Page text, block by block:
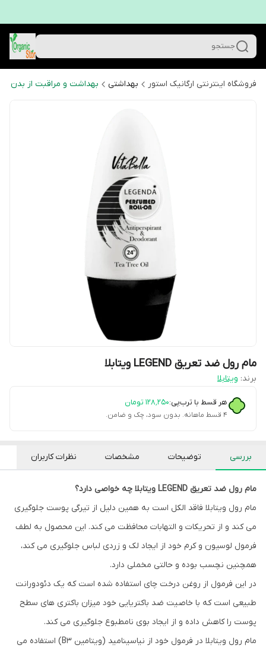
جستجو
فروشگاه اینترنتی ارگانیک استور بهداشتی بهداشت و مراقبت از بدن
مام رول ضد تعریق LEGEND ویتابلا
برند: ویتابلا
هر قسط با ترب‌پی:۱۲۸٬۲۵۰ تومان
۴ قسط ماهانه. بدون سود، چک و ضامن.
بررسی توضیحات مشخصات نظرات کاربران
مام رول ضد تعریق LEGEND ویتابلا چه خواصی دارد؟
مام رول ویتابلا فاقد الکل است به همین دلیل از تیرگی پوست جلوگیری
می کند و از تحریکات و التهابات محافظت می کند. این محصول به لطف
فرمول لوسیون و کرم خود از ایجاد لک و زردی لباس جلوگیری می کند،
همچنین نچسب بوده و حالتی مخملی دارد.
در این فرمول از روغن درخت چای استفاده شده است که یک دئودورانت
طبیعی است که با خاصیت ضد باکتریایی خود میزان باکتری های سطح
پوست را کاهش داده و از ایجاد بوی نامطبوع جلوگیری می کند.
مام رول ویتابلا در فرمول خود از نیاسینامید (ویتامین B3) استفاده می